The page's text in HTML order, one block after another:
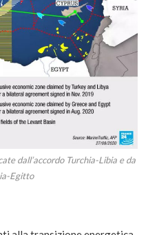
dall’accordo Turchia-Libia e da
Egitto